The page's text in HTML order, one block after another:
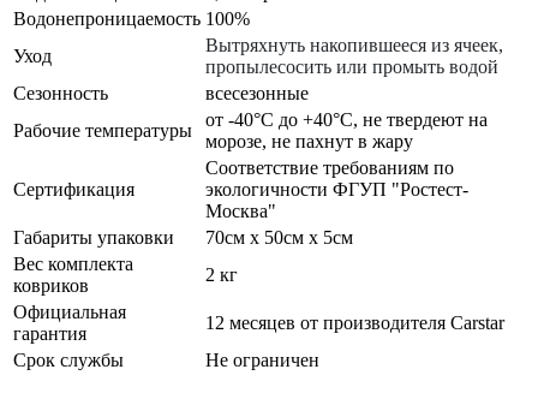
Водонепроницаемость 100%
Уход
Вытряхнуть накопившееся из ячеек,
пропылесосить или промыть водой
Сезонность
всесезонные
Рабочие температуры
от -40°С до +40°С, не твердеют на
морозе, не пахнут в жару
Сертификация
Соответствие требованиям по
экологичности ФГУП "Ростест-
Москва"
Габариты упаковки
70см x 50см x 5см
Вес комплекта
ковриков
2 кг
Официальная
гарантия
12 месяцев от производителя Carstar
Срок службы
Не ограничен